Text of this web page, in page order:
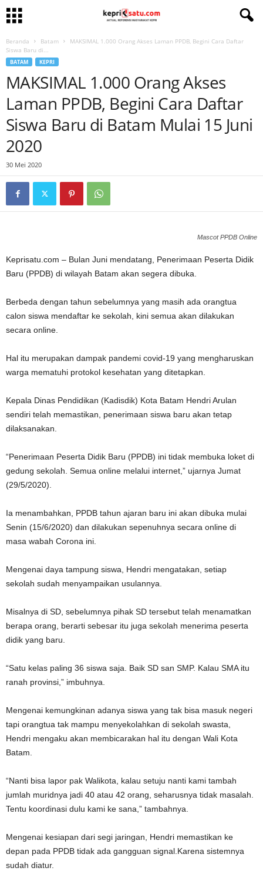
Beranda Batam
MAKSIMAL 1.000 Orang Akses Laman PPDB, Begini Cara Daftar
Siswa Baru di...
BATAM KEPRI
MAKSIMAL 1.000 Orang Akses
Laman PPDB, Begini Cara Daftar
Siswa Baru di Batam Mulai 15 Juni
2020
30 Mei 2020
Mascot PPDB Online
Keprisatu.com – Bulan Juni mendatang, Penerimaan Peserta Didik
Baru (PPDB) di wilayah Batam akan segera dibuka.
Berbeda dengan tahun sebelumnya yang masih ada orangtua
calon siswa mendaftar ke sekolah, kini semua akan dilakukan
secara online.
Hal itu merupakan dampak pandemi covid-19 yang mengharuskan
warga mematuhi protokol kesehatan yang ditetapkan.
Kepala Dinas Pendidikan (Kadisdik) Kota Batam Hendri Arulan
sendiri telah memastikan, penerimaan siswa baru akan tetap
dilaksanakan.
“Penerimaan Peserta Didik Baru (PPDB) ini tidak membuka loket di
gedung sekolah. Semua online melalui internet,” ujarnya Jumat
(29/5/2020).
Ia menambahkan, PPDB tahun ajaran baru ini akan dibuka mulai
Senin (15/6/2020) dan dilakukan sepenuhnya secara online di
masa wabah Corona ini.
Mengenai daya tampung siswa, Hendri mengatakan, setiap
sekolah sudah menyampaikan usulannya.
Misalnya di SD, sebelumnya pihak SD tersebut telah menamatkan
berapa orang, berarti sebesar itu juga sekolah menerima peserta
didik yang baru.
“Satu kelas paling 36 siswa saja. Baik SD san SMP. Kalau SMA itu
ranah provinsi,” imbuhnya.
Mengenai kemungkinan adanya siswa yang tak bisa masuk negeri
tapi orangtua tak mampu menyekolahkan di sekolah swasta,
Hendri mengaku akan membicarakan hal itu dengan Wali Kota
Batam.
“Nanti bisa lapor pak Walikota, kalau setuju nanti kami tambah
jumlah muridnya jadi 40 atau 42 orang, seharusnya tidak masalah.
Tentu koordinasi dulu kami ke sana,” tambahnya.
Mengenai kesiapan dari segi jaringan, Hendri memastikan ke
depan pada PPDB tidak ada gangguan signal.Karena sistemnya
sudah diatur.